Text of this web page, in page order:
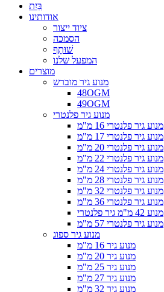
בַּיִת
אודותינו
ציוד ייצור
הסמכה
שׁוּתָף
המפעל שלנו
מוצרים
מנוע גיר מוברש
48OGM
49OGM
מנוע גיר פלנטרי
מנוע גיר פלנטרי 16 מ"מ
מנוע גיר פלנטרי 17 מ"מ
מנוע גיר פלנטרי 20 מ"מ
מנוע גיר פלנטרי 22 מ"מ
מנוע גיר פלנטרי 24 מ"מ
מנוע גיר פלנטרי 28 מ"מ
מנוע גיר פלנטרי 32 מ"מ
מנוע גיר פלנטרי 36 מ"מ
מנוע 42 מ"מ גיר פלנטרי
מנוע גיר פלנטרי 57 מ"מ
מנוע גיר ספוג
מנוע גיר 16 מ"מ
מנוע גיר 20 מ"מ
מנוע גיר 25 מ"מ
מנוע גיר 27 מ"מ
מנוע גיר 32 מ"מ